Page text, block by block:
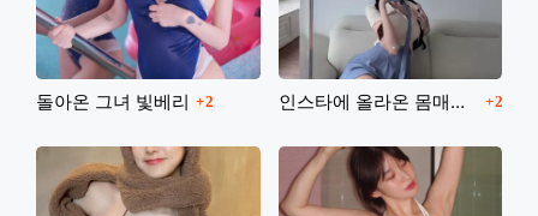
돌아온 그녀 빛베리 댓글
2 인스타에 올라온 몸매갑 처자 댓글
2